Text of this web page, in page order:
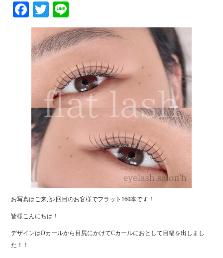
Fa
ce
bo
ok
T
wi
tte
r
ne
お写真はご来店2回目のお客様でフラット160本です！
皆様こんにちは！
デザインはDカールから目尻にかけてCカールにおとして目幅を出しまし
た！！